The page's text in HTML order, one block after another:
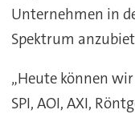
Unternehmen in
Spektrum
„Heute können
SPI, AOI, AXI,